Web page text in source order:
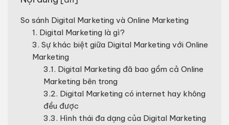
So sánh Digital Marketing và Online Marketing
1. Digital Marketing là gì?
3. Sự khác biệt giữa Digital Marketing với Online
Marketing
3.1. Digital Marketing đã bao gồm cả Online
Marketing bên trong
3.2. Digital Marketing có internet hay không
đều được
3.3. Hình thái đa dạng của Digital Marketing